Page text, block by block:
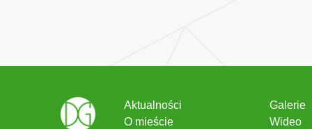
Aktualności
O mieście
Galerie
Wideo